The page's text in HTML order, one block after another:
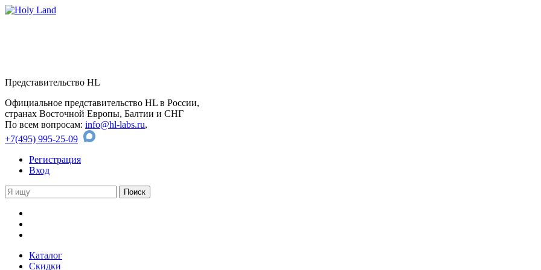
Представительство HL
Официальное представительство HL в России,
странах Восточной Европы, Балтии и СНГ
По всем вопросам: info@hl-labs.ru,
+7(495) 995-25-09
Регистрация
Вход
Каталог
Скидки